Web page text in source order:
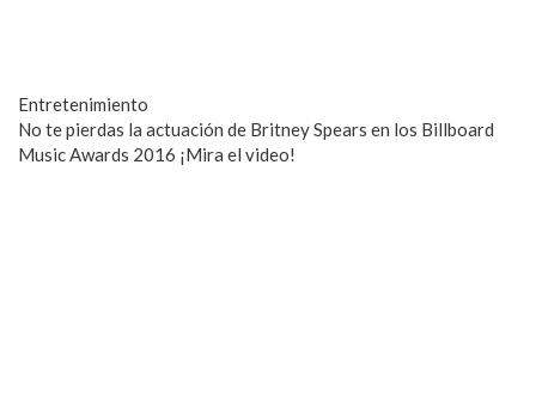
Entretenimiento
No te pierdas la actuación de Britney Spears en los Billboard
Music Awards 2016 ¡Mira el video!